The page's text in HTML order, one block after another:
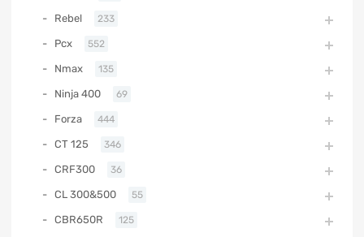
Rebel 233
Pcx 552
Nmax 135
Ninja 400 69
Forza 444
CT 125 346
CRF300 36
CL 300&500 55
CBR650R 125